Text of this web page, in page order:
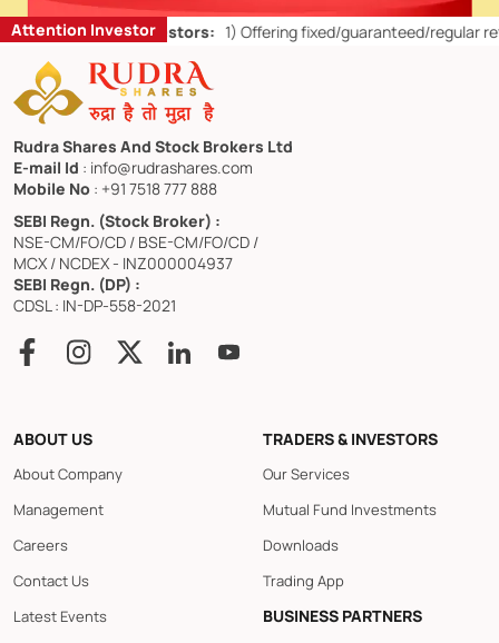
Attention Investor
for Retail Investors: 1)Offering fixed/guaranteed/regular
Rudra Shares And Stock Brokers Ltd
E-mail Id : info@rudrashares.com
Mobile No : +91 7518 777 888
SEBI Regn. (Stock Broker) :
NSE-CM/FO/CD / BSE-CM/FO/CD /
MCX / NCDEX - INZ000004937
SEBI Regn. (DP) :
CDSL : IN-DP-558-2021
ABOUT US
About Company
Management
Careers
Contact Us
Latest Events
TRADERS & INVESTORS
Our Services
Mutual Fund Investments
Downloads
Trading App
BUSINESS PARTNERS